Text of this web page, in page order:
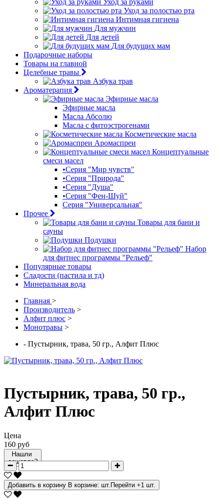
Уход за руками
Уход за полостью рта
Интимная гигиена
Для мужчин
Для детей
Для будущих мам
Подарочные наборы
Товары на главной
Целебные травы
Азбука трав
Ароматерапия
Эфирные масла
Эфирные масла
Масла Абсолю
Масла с фитоэстрогенами
Косметические масла
Аромаспреи
Концептуальные
смеси масел
•Серия "Мир чувств"
•Серия "Природа"
•Серия "Душа"
•Серия "Фен-Шуй"
Серия "Универсальная"
Прочее
Товары для бани и
сауны
Подушки
Набор
для фитнес программы "Рельеф"
Популярные товары
Сладости (пастила и тд)
Минеральная вода
Главная >
Производитель >
Алфит плюс >
Монотравы >
- Пустырник, трава, 50 гр., Алфит Плюс
Пустырник, трава, 50 гр.,
Алфит Плюс
Цена
160 руб
Нашли
дешевле?
Добавить в корзину В корзине: шт. Перейти +1 шт.